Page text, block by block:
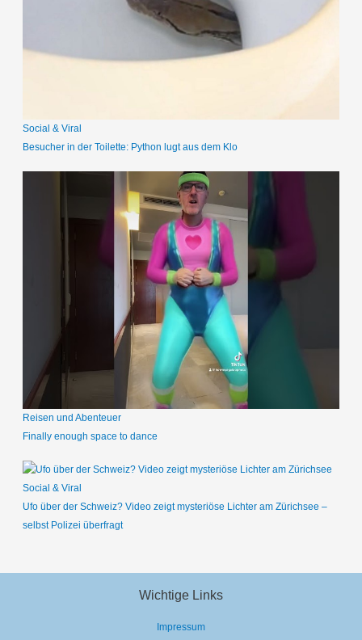
c
Social & Viral
Besucher in der Toilette: Python lugt aus dem Klo
Reisen und Abenteuer
Finally enough space to dance
Social & Viral
Ufo über der Schweiz? Video zeigt mysteriöse Lichter am Zürichsee –
selbst Polizei überfragt
Wichtige Links
Impressum